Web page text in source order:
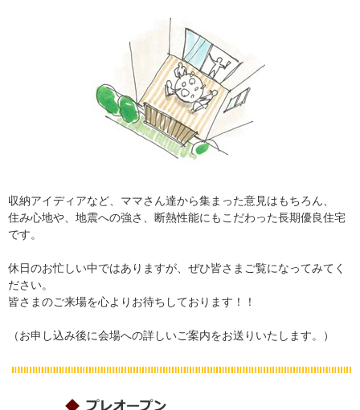
収納アイディアなど、ママさん達から集まった意見はもちろん、
住み心地や、地震への強さ、断熱性能にもこだわった長期優良住宅
です。
休日のお忙しい中ではありますが、ぜひ皆さまご覧になってみてく
ださい。
皆さまのご来場を心よりお待ちしております！！
（お申し込み後に会場への詳しいご案内をお送りいたします。）